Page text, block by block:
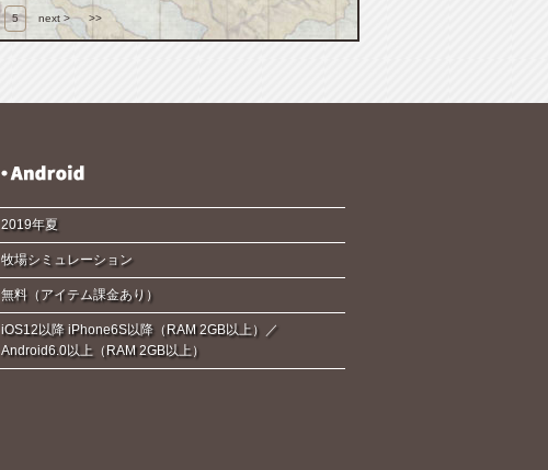
5 next > >>
2019年夏
牧場シミュレーション
無料（アイテム課金あり）
iOS12以降 iPhone6S以降（RAM 2GB以上）／
Android6.0以上（RAM 2GB以上）